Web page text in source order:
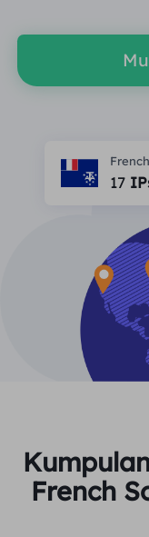
Agen
Agen ISP
Riset
Verifikasi
Sumber daya
MITRA
Mitra
Daftar
Inggris
Panduan
INTEGRASI
Indonesia
English
Việt Nam
Indonesia
Русский
Menikmati
Perumahan $0/
Masuk
17
French